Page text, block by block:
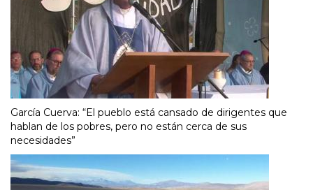
García Cuerva: “El pueblo está cansado de dirigentes que
hablan de los pobres, pero no están cerca de sus
necesidades”